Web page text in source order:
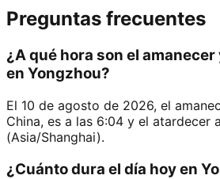
Preguntas frecuentes
¿A qué hora son el
en Yongzhou?
El 10 de agosto de 2026, el
China, es a las 6:04 y el atardecer
(Asia/Shanghai).
¿Cuánto dura el día hoy en